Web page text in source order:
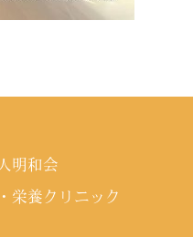
明和会
栄養クリニック